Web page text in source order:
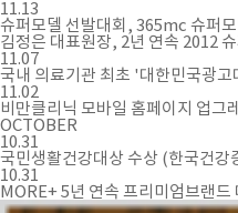
11.13
슈퍼모델 선발대회, 365mc 슈퍼
김정은 대표원장, 2년 연속 2012
11.07
국내 의료기관 최초 '대한민국광
11.02
비만클리닉 모바일 홈페이지 업그
OCTOBER
10.31
국민생활건강대상 수상 (한국건강
10.31
MORE+ 5년 연속 프리미엄브랜드